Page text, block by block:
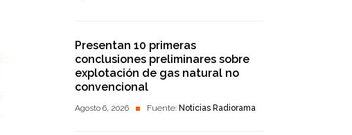
Presentan 10 primeras
conclusiones preliminares sobre
explotación de gas natural no
convencional
Agosto 6, 2026 Fuente: Noticias Radiorama